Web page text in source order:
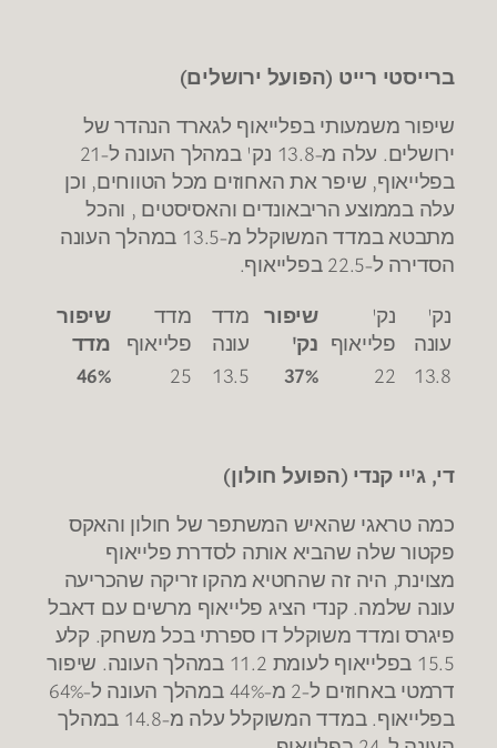
ברייסטי רייט (הפועל ירושלים)
שיפור משמעותי בפלייאוף לגארד הנהדר של
ירושלים. עלה מ-13.8 נק' במהלך העונה ל-21
בפלייאוף, שיפר את האחוזים מכל הטווחים, וכן
עלה בממוצע הריבאונדים והאסיסטים , והכל
מתבטא במדד המשוקלל מ-13.5 במהלך העונה
הסדירה ל-22.5 בפלייאוף.
נק'
עונה
נק'
פלייאוף
שיפור
נק'
מדד
עונה
מדד
פלייאוף
שיפור
מדד
13.8
22
37%
13.5
25
46%
די, ג'יי קנדי (הפועל חולון)
כמה טראגי שהאיש המשתפר של חולון והאקס
פקטור שלה שהביא אותה לסדרת פלייאוף
מצוינת, היה זה שהחטיא מהקו זריקה שהכריעה
עונה שלמה. קנדי הציג פלייאוף מרשים עם דאבל
פיגרס ומדד משוקלל דו ספרתי בכל משחק. קלע
15.5 בפלייאוף לעומת 11.2 במהלך העונה. שיפור
דרמטי באחוזים ל-2 מ-44% במהלך העונה ל-64%
בפלייאוף. במדד המשוקלל עלה מ-14.8 במהלך